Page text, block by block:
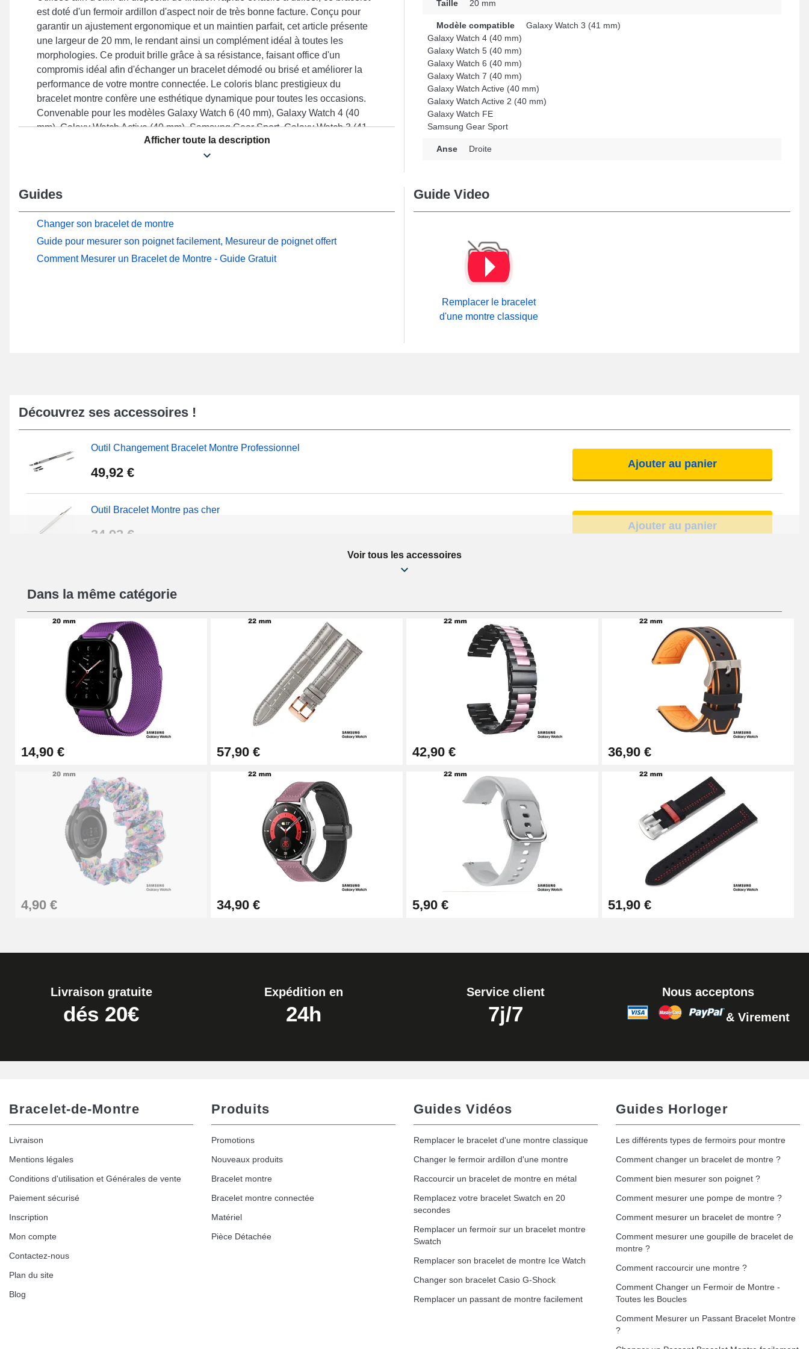
est doté d'un fermoir ardillon d'aspect noir de très bonne facture. Conçu pour
garantir un ajustement ergonomique et un maintien parfait, cet article présente
une largeur de 20 mm, le rendant ainsi un complément idéal à toutes les
morphologies. Ce produit brille grâce à sa résistance, faisant office d'un
compromis idéal afin d'échanger un bracelet démodé ou brisé et améliorer la
performance de votre montre connectée. Le coloris blanc prestigieux du
bracelet montre confère une esthétique dynamique pour toutes les occasions.
Convenable pour les modèles Galaxy Watch 6 (40 mm), Galaxy Watch 4 (40
mm), Galaxy Watch Active (40 mm), Samsung Gear Sport, Galaxy Watch 3 (41
mm), Galaxy Watch 7 (40 mm) et bien davantage de la marque Samsung, ce
style de bracelet de montre connectée comporte un fermoir ardillon de qualité.
Afficher toute la description
Taille 20 mm
Modèle compatible
Galaxy Watch 3 (41 mm)
Galaxy Watch 4 (40 mm)
Galaxy Watch 5 (40 mm)
Galaxy Watch 6 (40 mm)
Galaxy Watch 7 (40 mm)
Galaxy Watch Active (40 mm)
Galaxy Watch Active 2 (40 mm)
Galaxy Watch FE
Samsung Gear Sport
Anse Droite
Guides
Changer son bracelet de montre
Guide pour mesurer son poignet facilement, Mesureur de poignet offert
Comment Mesurer un Bracelet de Montre - Guide Gratuit
Guide Video
Remplacer le bracelet
d'une montre classique
Découvrez ses accessoires !
Outil Changement Bracelet Montre Professionnel
49,92 €
Ajouter au panier
Outil Bracelet Montre pas cher
34,92 €
Ajouter au panier
16,90 €
Pied à Coulisse Numérique
9,90 €
Ajouter au panier
Pince à Poinçonner (pince trou)
57,42 €
Ajouter au panier
Pince Trou pour Bracelet de Montre
10,90 €
Ajouter au panier
Kit Horlogerie Débutant
26,90 €
Ajouter au panier
Boîte Pompe Bracelet Montre - Diamètre 1,50 mm - 8 à 25 mm
Ajouter au panier
Extracteur de Bracelet de Montre Facile
Ajouter au panier
Voir tous les accessoires
Dans la même catégorie
14,90 € 57,90 € 42,90 € 36,90 €
4,90 € 34,90 € 5,90 € 51,90 €
Livraison gratuite
dés 20€
Expédition en
24h
Service client
7j/7
Nous acceptons
& Virement
Bracelet-de-Montre
Livraison
Mentions légales
Conditions d'utilisation et Générales de vente
Paiement sécurisé
Inscription
Mon compte
Contactez-nous
Plan du site
Blog
Produits
Promotions
Nouveaux produits
Bracelet montre
Bracelet montre connectée
Matériel
Pièce Détachée
Guides Vidéos
Remplacer le bracelet d'une montre classique
Changer le fermoir ardillon d'une montre
Raccourcir un bracelet de montre en métal
Remplacez votre bracelet Swatch en 20
secondes
Remplacer un fermoir sur un bracelet montre
Swatch
Remplacer son bracelet de montre Ice Watch
Changer son bracelet Casio G-Shock
Remplacer un passant de montre facilement
Guides Horloger
Les différents types de fermoirs pour montre
Comment changer un bracelet de montre ?
Comment bien mesurer son poignet ?
Comment mesurer une pompe de montre ?
Comment mesurer un bracelet de montre ?
Comment mesurer une goupille de bracelet de
montre ?
Comment raccourcir une montre ?
Comment Changer un Fermoir de Montre -
Toutes les Boucles
Comment Mesurer un Passant Bracelet Montre
?